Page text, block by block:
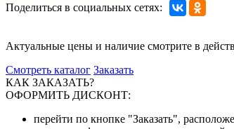
Поделиться в социальных сетях:
Актуальные цены и наличие смотрите в
Смотреть каталог Заказать
КАК ЗАКАЗАТЬ?
ОФОРМИТЬ ДИСКОНТ:
перейти по кнопке "Заказать",